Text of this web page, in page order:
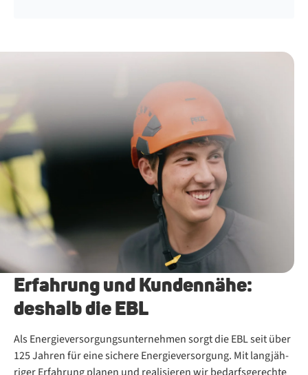
Erfahrung und Kundennähe:
deshalb die EBL
Als En­er­gie­ver­sor­gungs­un­ter­neh­men sorgt die EBL seit über
125 Jah­ren für eine si­che­re En­er­gie­ver­sor­gung. Mit lang­jäh­